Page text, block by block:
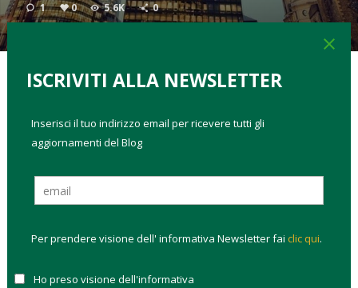
1 0 5.6K 0
obbligazioni
risparmio gestito
di questo tipo di obbligazioni, come funzionano e come
investire.
close
ISCRIVITI ALLA NEWSLETTER
Inserisci il tuo indirizzo email per ricevere tutti gli
aggiornamenti del Blog
Per prendere visione dell' informativa Newsletter fai clic qui.
Ho preso visione dell'informativa